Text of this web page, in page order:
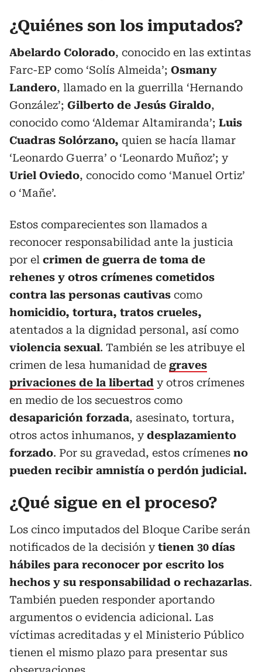
¿Quiénes son los imputados?
Abelardo Colorado, conocido en las extintas
Farc-EP como ‘Solís Almeida’; Osmany
Landero, llamado en la guerrilla ‘Hernando
González’; Gilberto de Jesús Giraldo,
conocido como ‘Aldemar Altamiranda’; Luis
Cuadras Solórzano, quien se hacía llamar
‘Leonardo Guerra’ o ‘Leonardo Muñoz’; y
Uriel Oviedo, conocido como ‘Manuel Ortiz’
o ‘Mañe’.
Estos comparecientes son llamados a
reconocer responsabilidad ante la justicia
por el crimen de guerra de toma de
rehenes y otros crímenes cometidos
contra las personas cautivas como
homicidio, tortura, tratos crueles,
atentados a la dignidad personal, así como
violencia sexual. También se les atribuye el
crimen de lesa humanidad de graves
privaciones de la libertad y otros crímenes
en medio de los secuestros como
desaparición forzada, asesinato, tortura,
otros actos inhumanos, ydesplazamiento
forzado. Por su gravedad, estos crímenes no
pueden recibir amnistía o perdón judicial.
¿Qué sigue en el proceso?
Los cinco imputados del Bloque Caribe serán
notificados de la decisión ytienen 30 días
hábiles para reconocer por escrito los
hechos y su responsabilidad o rechazarlas.
También pueden responder aportando
argumentos o evidencia adicional. Las
víctimas acreditadas y el Ministerio Público
tienen el mismo plazo para presentar sus